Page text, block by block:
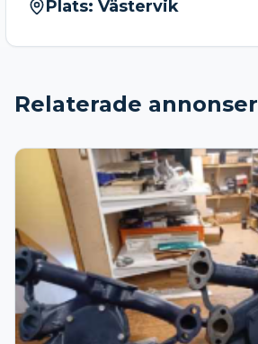
Plats: Västervik
Relaterade annonser